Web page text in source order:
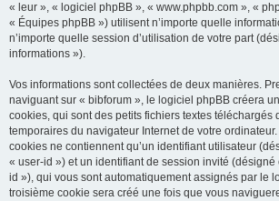
« leur », « logiciel phpBB », « www.phpbb.com », «
« Équipes phpBB ») utilisent n’importe quelle
n’importe quelle session d’utilisation de votre part
informations »).
Vos informations sont collectées de deux manières.
naviguant sur « bibforum », le logiciel phpBB créera
cookies, qui sont des petits fichiers textes téléchargés
temporaires du navigateur Internet de votre
cookies ne contiennent qu’un identifiant utilisateur
« user-id ») et un identifiant de session invité
id »), qui vous sont automatiquement assignés par le
troisième cookie sera créé une fois que vous